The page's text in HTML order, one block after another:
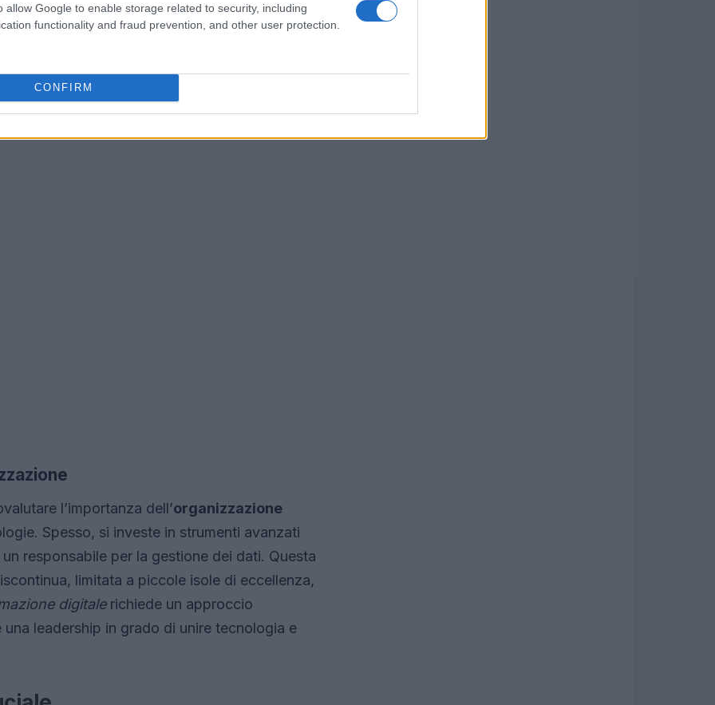
allow Google to enable storage related to security, including
functionality and fraud prevention, and other user protection.
CONFIRM
rappresenta un cambiamento significativo nel
di passare da una manutenzione
riducendo i tempi di inattività e
favorisce l’integrazione tra diversi reparti
sinergia e a rendere i metodi di lavoro
l’importanza dell’organizzazione
Spesso, si investe in strumenti avanzati
responsabile per la gestione dei dati. Questa
limitata a piccole isole di eccellenza,
digitalerichiede un approccio
leadership in grado di unire tecnologia e